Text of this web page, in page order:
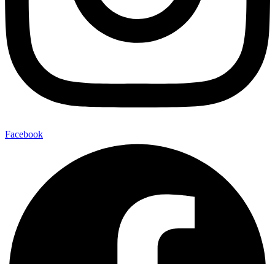
Facebook